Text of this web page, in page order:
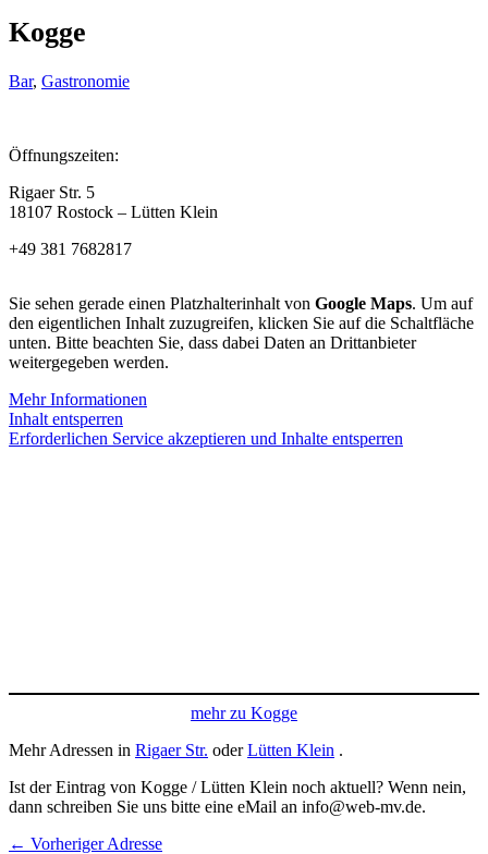
Kogge
Bar, Gastronomie
Öffnungszeiten:
Rigaer Str. 5
18107 Rostock – Lütten Klein
+49 381 7682817
Sie sehen gerade einen Platzhalterinhalt von Google Maps. Um auf
den eigentlichen Inhalt zuzugreifen, klicken Sie auf die Schaltfläche
unten. Bitte beachten Sie, dass dabei Daten an Drittanbieter
weitergegeben werden.
Mehr Informationen
Inhalt entsperren
Erforderlichen Service akzeptieren und Inhalte entsperren
mehr zu Kogge
Mehr Adressen in Rigaer Str. oderLütten Klein .
Ist der Eintrag von Kogge / Lütten Klein noch aktuell? Wenn nein,
dann schreiben Sie uns bitte eine eMail an info@web-mv.de.
← Vorheriger Adresse